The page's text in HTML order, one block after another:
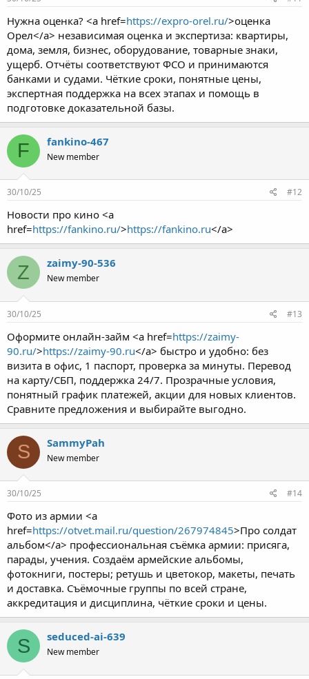
Нужна оценка? <a href=https://expro-orel.ru/>оценка
Орел</a> независимая оценка и экспертиза: квартиры,
дома, земля, бизнес, оборудование, товарные знаки,
ущерб. Отчёты соответствуют ФСО и принимаются
банками и судами. Чёткие сроки, понятные цены,
экспертная поддержка на всех этапах и помощь в
подготовке доказательной базы.
F fankino-467
New member
30/10/25 #12
Новости про кино <a
href=https://fankino.ru/>https://fankino.ru</a>
Z zaimy-90-536
New member
30/10/25 #13
Оформите онлайн-займ <a href=https://zaimy-
90.ru/>https://zaimy-90.ru</a> быстро и удобно: без
визита в офис, 1 паспорт, проверка за минуты. Перевод
на карту/СБП, поддержка 24/7. Прозрачные условия,
понятный график платежей, акции для новых клиентов.
Сравните предложения и выбирайте выгодно.
S SammyPah
New member
30/10/25 #14
Фото из армии <a
href=https://otvet.mail.ru/question/267974845>Про солдат
альбом</a> профессиональная съёмка армии: присяга,
парады, учения. Создаём армейские альбомы,
фотокниги, постеры; ретушь и цветокор, макеты, печать
и доставка. Съёмочные группы по всей стране,
аккредитация и дисциплина, чёткие сроки и цены.
S seduced-ai-639
New member